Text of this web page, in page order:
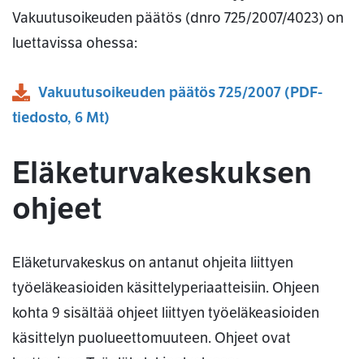
Vakuutusoikeuden päätös (dnro 725/2007/4023) on
luettavissa ohessa:
Vakuutusoikeuden päätös 725/2007(PDF-
tiedosto, 6 Mt)
Eläketurvakeskuksen
ohjeet
Eläketurvakeskus on antanut ohjeita liittyen
työeläkeasioiden käsittelyperiaatteisiin. Ohjeen
kohta 9 sisältää ohjeet liittyen työeläkeasioiden
käsittelyn puolueettomuuteen. Ohjeet ovat